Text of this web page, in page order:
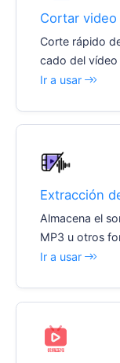
Cortar video
Corte rápido
cado del vídeo
Ir a usar
Extracción
Almacena el
MP3 u otros
Ir a usar